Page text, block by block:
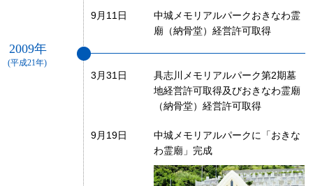
9月11日
中城メモリアルパークおきなわ霊
廟（納骨堂）経営許可取得
2009年
(平成21年)
3月31日
具志川メモリアルパーク第2期墓
地経営許可取得及びおきなわ霊廟
（納骨堂）経営許可取得
9月19日
中城メモリアルパークに「おきな
わ霊廟」完成